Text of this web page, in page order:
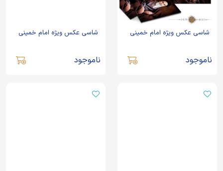
شاسی عکس ویژه امام خمینی
ناموجود
شاسی عکس ویژه امام خمینی
ناموجود